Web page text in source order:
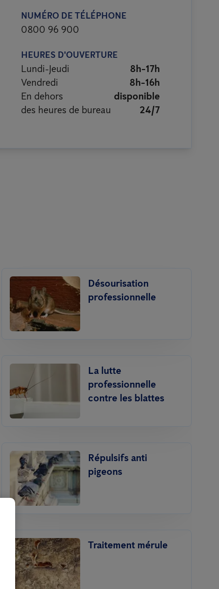
NUMÉRO DE TÉLÉPHONE
0800 96 900
HEURES D'OUVERTURE
Lundi-Jeudi
8h-17h
Vendredi
8h-16h
En dehors
disponible
des heures de bureau
24/7
Désourisation
professionnelle
La lutte
professionnelle
contre les blattes
Répulsifs anti
pigeons
Traitement mérule